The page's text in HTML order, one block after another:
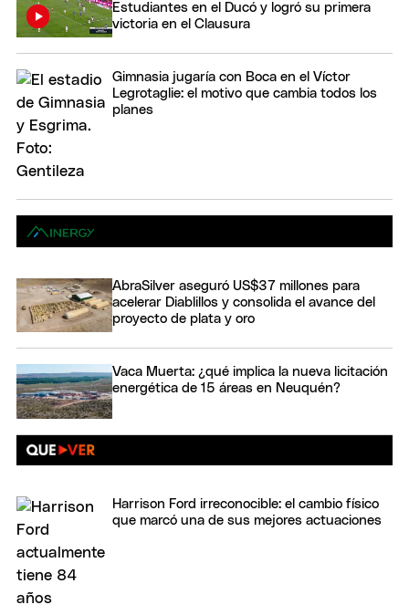
Estudiantes en el Ducó y logró su primera
victoria en el Clausura
Gimnasia jugaría con Boca en el Víctor
Legrotaglie: el motivo que cambia todos los
planes
AbraSilver aseguró US$37 millones para
acelerar Diablillos y consolida el avance del
proyecto de plata y oro
Vaca Muerta: ¿qué implica la nueva licitación
energética de 15 áreas en Neuquén?
Harrison Ford irreconocible: el cambio físico
que marcó una de sus mejores actuaciones